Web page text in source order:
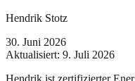
Hendrik Stotz
30. Juni 2026
Aktualisiert: 9. Juli 2026
Hendrik ist zertifizierter